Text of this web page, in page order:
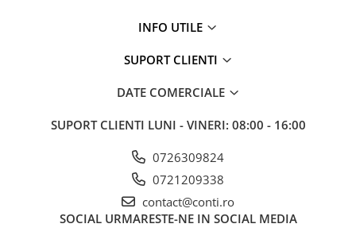
INFO UTILE
SUPORT CLIENTI
DATE COMERCIALE
SUPORT CLIENTI LUNI - VINERI: 08:00 - 16:00
0726309824
0721209338
contact@conti.ro
SOCIAL URMARESTE-NE IN SOCIAL MEDIA